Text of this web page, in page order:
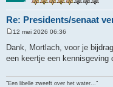
Re: Presidents/senaat
r
i
12 mei 2026 06:36
Dank, Mortlach, voor je
een keertje een kennisgeving
"Een libelle zweeft over het water..."